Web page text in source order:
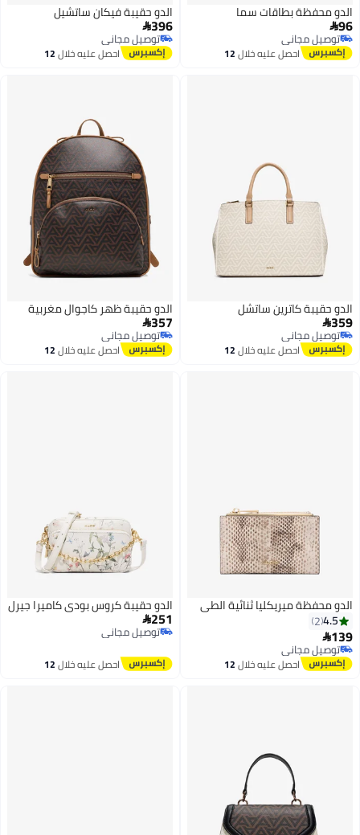
الدو محفظة بطاقات سما
96
توصيل مجاني
توصيل مجانياحصل عليه خلال12
الدو حقيبة فيكان ساتشيل
396
توصيل مجاني
توصيل مجانياحصل عليه خلال12
الدو حقيبة كاترين ساتشل
359
توصيل مجاني
توصيل مجانياحصل عليه خلال12
الدو حقيبة ظهر كاجوال مغربية
357
توصيل مجاني
توصيل مجانياحصل عليه خلال12
الدو محفظة ميريكليا ثنائية الطي
4.5
2
139
توصيل مجاني
توصيل مجانياحصل عليه خلال12
الدو حقيبة كروس بودي كاميرا جيرل
251
توصيل مجاني
توصيل مجاني
احصل عليه خلال12